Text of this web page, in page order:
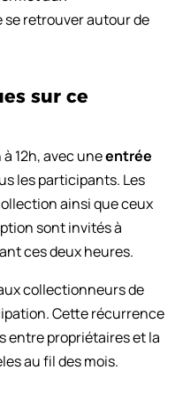
retrouver autour de
sur ce
12h, avec uneentrée
les participants. Les
ainsi que ceux
sont invités à
ces deux heures.
collectionneurs de
Cette récurrence
entre propriétaires et la
au fil des mois.